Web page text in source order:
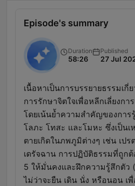
Episode's summary
Duration
58:26
Published
27 Jul
เนื้อหาเป็นการบรรยายธรรมเกี่
การรักษาจิตใจเพื่อหลีกเลี่ยงกา
โดยเน้นย้ำความสำคัญของการ
โลภะ โทสะ และโมหะ ซึ่งเป็นเ
ตายเกิดในภพภูมิต่างๆ เช่น เป
เดรัจฉาน การปฏิบัติธรรมที่ถูก
5 ให้มั่นคงและฝึกความรู้สึกตัว
ไม่ว่าจะยืน เดิน นั่ง หรือนอน เ